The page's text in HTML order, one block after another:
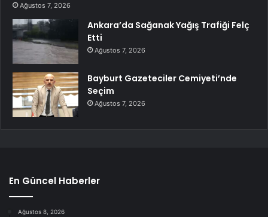
Ağustos 7, 2026
Ankara’da Sağanak Yağış Trafiği Felç
Etti
Ağustos 7, 2026
Bayburt Gazeteciler Cemiyeti’nde
Seçim
Ağustos 7, 2026
En Güncel Haberler
Ağustos 8, 2026